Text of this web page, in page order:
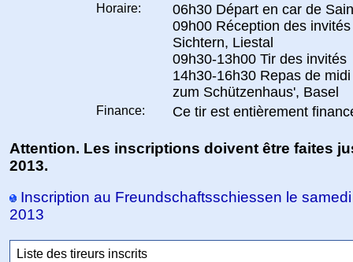
Horaire:
06h30 Départ en car de
09h00 Réception des
Sichtern, Liestal
09h30-13h00 Tir des invités
14h30-16h30 Repas de
zum Schützenhaus', Basel
Finance: Ce tir est entièrement
Attention. Les inscriptions doivent être faites
2013.
Inscription au Freundschaftsschiessen le
2013
Liste des tireurs inscrits